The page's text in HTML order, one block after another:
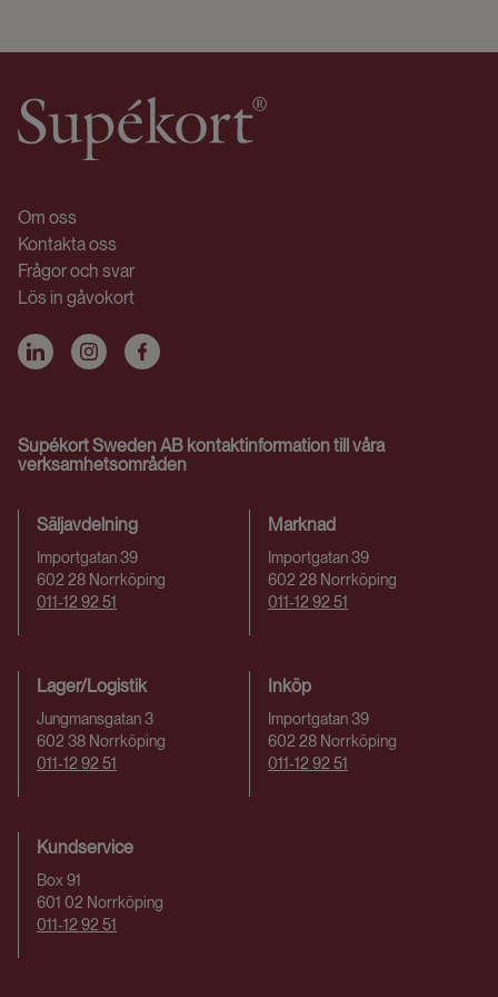
Om oss
Kontakta oss
Frågor och svar
Lös in gåvokort
Supékort Sweden AB kontaktinformation till våra
verksamhetsområden
Säljavdelning
Importgatan 39
602 28 Norrköping
011-12 92 51
Marknad
Importgatan 39
602 28 Norrköping
011-12 92 51
Lager/Logistik
Jungmansgatan 3
602 38 Norrköping
011-12 92 51
Inköp
Importgatan 39
602 28 Norrköping
011-12 92 51
Kundservice
Box 91
601 02 Norrköping
011-12 92 51